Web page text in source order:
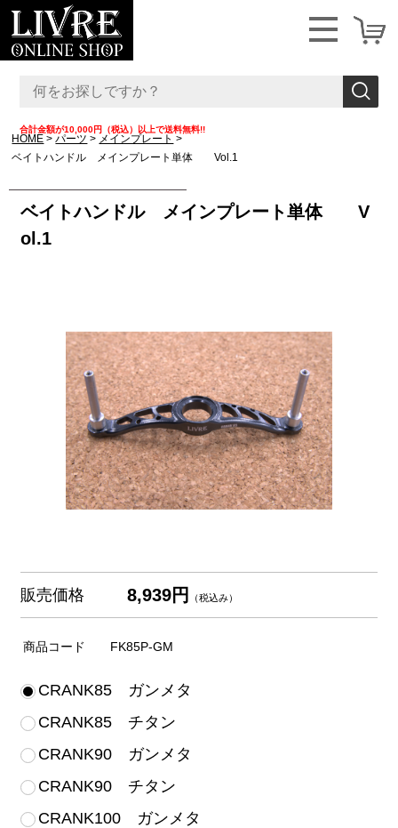
合計金額が10,000円（税込）以上で送料無料!!
HOME パーツ
メインプレート
ベイトハンドル メインプレート単体 Vol.1
ベイトハンドル メインプレート単体 V
ol.1
販売価格 8,939円 （税込み）
商品コード FK85P-GM
CRANK85 ガンメタ
CRANK85 チタン
CRANK90 ガンメタ
CRANK90 チタン
CRANK100 ガンメタ